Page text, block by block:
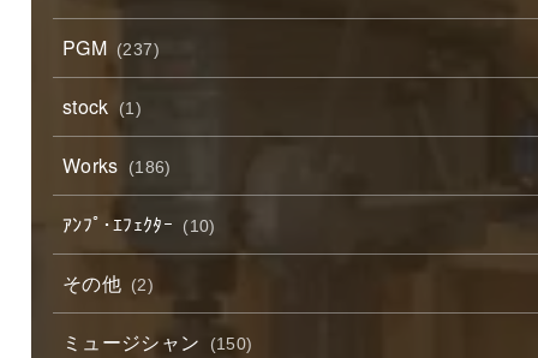
PGM (237)
stock (1)
Works (186)
ｱﾝﾌﾟ･ｴﾌｪｸﾀｰ (10)
その他 (2)
ミュージシャン (150)